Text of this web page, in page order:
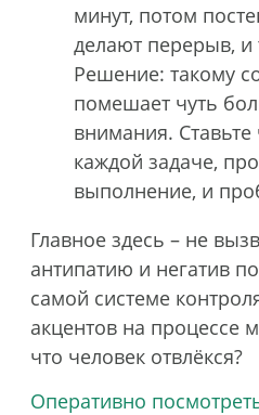
минут, потом
делают перерыв, и
Решение: такому
помешает чуть
внимания. Ставьте
каждой задаче,
выполнение, и
Главное здесь – не
антипатию и негатив
самой системе
акцентов на процессе
что человек отвлёкся?
Оперативно